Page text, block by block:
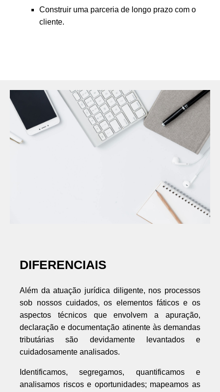
Construir uma parceria de longo prazo com o
cliente.
DIFERENCIAIS
Além da atuação jurídica diligente, nos processos
sob nossos cuidados, os elementos fáticos e os
aspectos técnicos que envolvem a apuração,
declaração e documentação atinente às demandas
tributárias são devidamente levantados e
cuidadosamente analisados.
Identificamos, segregamos, quantificamos e
analisamos riscos e oportunidades; mapeamos as